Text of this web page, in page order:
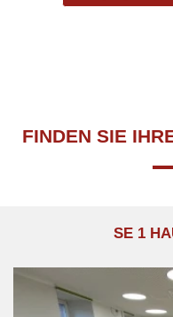
FINDEN SIE
SE 1